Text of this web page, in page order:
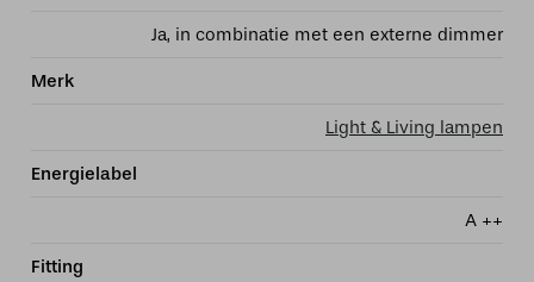
Ja, in combinatie met een externe dimmer
Merk
Light & Living lampen
Energielabel
A ++
Fitting